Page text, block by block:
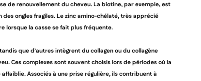
de renouvellement du cheveu. La biotine, par exemple, est
ongles fragiles. Le zinc amino-chélaté, très apprécié
lorsque la casse se fait plus fréquente.
que d’autres intègrent du collagen ou du collagène
Ces complexes sont souvent choisis lors de périodes où la
Associés à une prise régulière, ils contribuent à